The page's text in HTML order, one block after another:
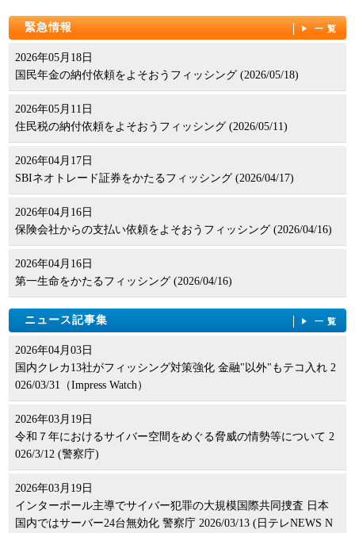
緊急情報 一覧
2026年05月18日
国民年金の納付依頼をよそおうフィッシング (2026/05/18)
2026年05月11日
住民税の納付依頼をよそおうフィッシング (2026/05/11)
2026年04月17日
SBIネオトレード証券をかたるフィッシング (2026/04/17)
2026年04月16日
保険会社からの支払い依頼をよそおうフィッシング (2026/04/16)
2026年04月16日
第一生命をかたるフィッシング (2026/04/16)
ニュース記事集 一覧
2026年04月03日
国内クレカ13社がフィッシング対策強化 金融"以外"もテコ入れ 2
026/03/31（Impress Watch）
2026年03月19日
令和７年におけるサイバー空間をめぐる脅威の情勢等について 2
026/3/12 (警察庁)
2026年03月19日
インターポール主導でサイバー犯罪の大規模国際共同捜査 日本
国内ではサーバー24台無効化 警察庁 2026/03/13 (日テレNEWS N